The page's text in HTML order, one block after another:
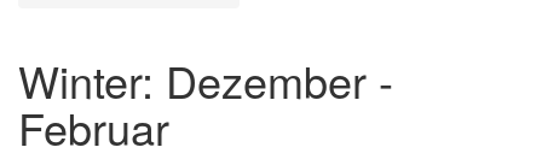
Winter: Dezember -
Februar